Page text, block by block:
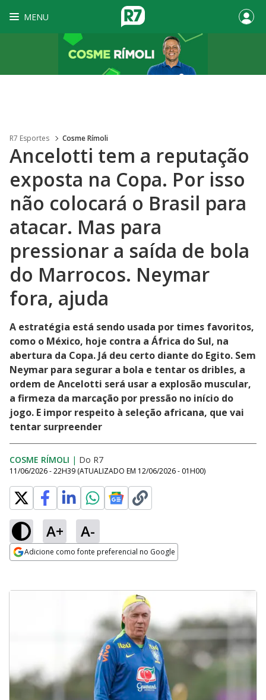
MENU
R7 Esportes Cosme Rímoli
Ancelotti tem a reputação
exposta na Copa. Por isso
não colocará o Brasil para
atacar. Mas para
pressionar a saída de bola
do Marrocos. Neymar
fora, ajuda
A estratégia está sendo usada por times favoritos,
como o México, hoje contra a África do Sul, na
abertura da Copa. Já deu certo diante do Egito. Sem
Neymar para segurar a bola e tentar os dribles, a
ordem de Ancelotti será usar a explosão muscular,
a firmeza da marcação por pressão no início do
jogo. E impor respeito à seleção africana, que vai
tentar surpreender
COSME RÍMOLI | Do R7
11/06/2026 - 22H39 (ATUALIZADO EM 12/06/2026 - 01H00)
A+ A-
Adicione como fonte preferencial no Google